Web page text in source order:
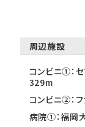
周辺施設
コンビニ①：
329m
コンビニ②：
病院①：福